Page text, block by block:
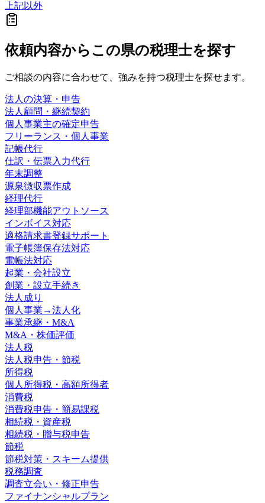
上記以外
依頼内容からこの県の税理士を探す
ご相談の内容に合わせて、強みを持つ税理士を探せます。
法人の決算・申告
法人顧問・継続契約
個人事業主の確定申告
フリーランス・個人事業
記帳代行
仕訳・伝票入力代行
年末調整
源泉徴収票作成
経理代行
経理部機能アウトソース
インボイス対応
適格請求書登録サポート
電子帳簿保存法対応
電帳法対応
起業・会社設立
創業・設立手続き
法人成り
個人事業→法人化
事業承継・M&A
M&A・株価評価
法人税
法人税申告・節税
所得税
個人所得税・高額所得者
消費税
消費税申告・簡易課税
相続税・資産税
相続税・贈与税申告
節税
節税対策・スキーム提供
税務調査
調査立会い・修正申告
ファイナンシャルプラン